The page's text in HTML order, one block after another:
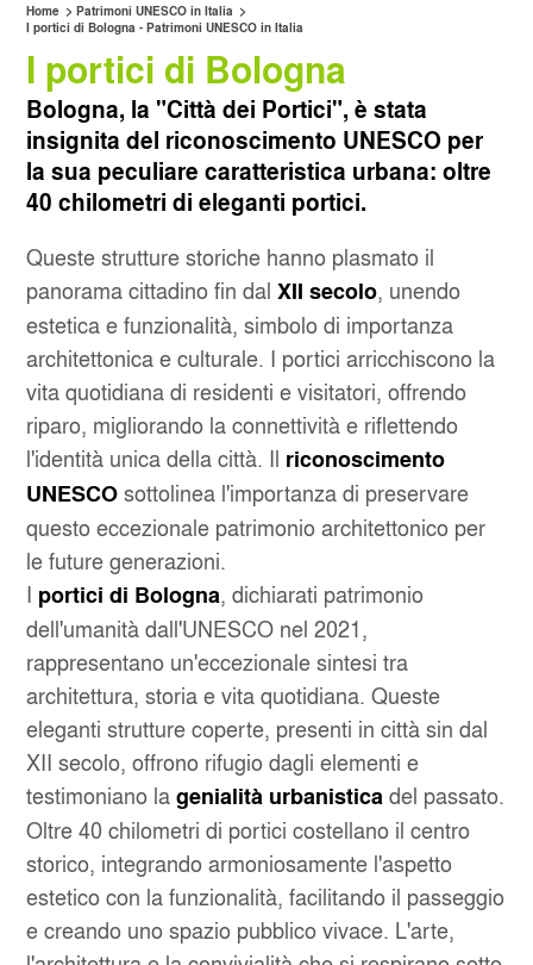
SERVIZIO CLIENTI
SERVIZI INCLUSI
SALTA LA FILA
NOLEGGIO MENSILE
CAGLIARI AEROPORTO
CATANIA AEROPORTO
MILANO LINATE
MILANO STAZIONE CENTRALE
NAPOLI CAPODICHINO
SANT'ANTIMO
Home > Patrimoni UNESCO in Italia >
I portici di Bologna - Patrimoni UNESCO in Italia
I portici di Bologna
Bologna, la "Città dei Portici", è stata
insignita del riconoscimento UNESCO per
la sua peculiare caratteristica urbana: oltre
40 chilometri di eleganti portici.
Queste strutture storiche hanno plasmato il
panorama cittadino fin dalXII secolo, unendo
estetica e funzionalità, simbolo di importanza
architettonica e culturale. I portici arricchiscono la
vita quotidiana di residenti e visitatori, offrendo
riparo, migliorando la connettività e riflettendo
l'identità unica della città. Il riconoscimento
UNESCOsottolinea l'importanza di preservare
questo eccezionale patrimonio architettonico per
le future generazioni.
I portici di Bologna, dichiarati patrimonio
dell'umanità dall'UNESCO nel 2021,
rappresentano un'eccezionale sintesi tra
architettura, storia e vita quotidiana. Queste
eleganti strutture coperte, presenti in città sin dal
XII secolo, offrono rifugio dagli elementi e
testimoniano lagenialità urbanisticadel passato.
Oltre 40 chilometri di portici costellano il centro
storico, integrando armoniosamente l'aspetto
estetico con la funzionalità, facilitando il passeggio
e creando uno spazio pubblico vivace. L'arte,